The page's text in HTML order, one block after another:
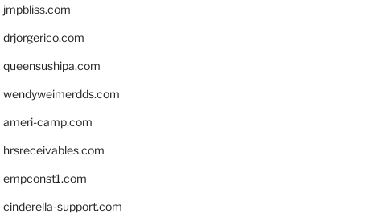
jmpbliss.com
drjorgerico.com
queensushipa.com
wendyweimerdds.com
ameri-camp.com
hrsreceivables.com
empconst1.com
cinderella-support.com